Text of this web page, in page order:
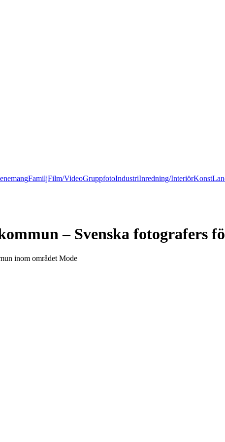
FamiljFilm/VideoGruppfotoIndustriInredning/InteriörKonst
– Svenska fotografers
inom området Mode